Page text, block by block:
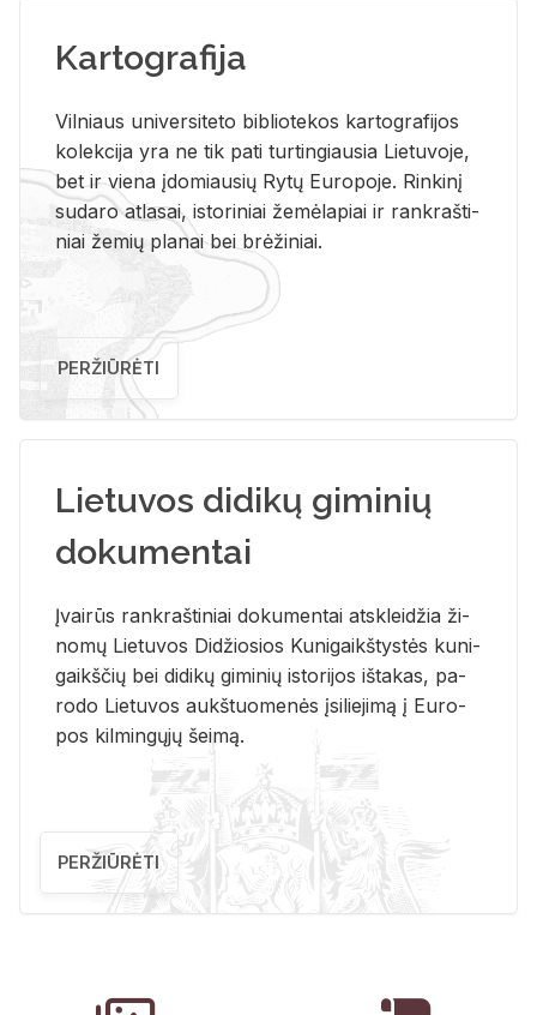
Kartografija
Vil­niaus uni­ver­si­te­to bi­b­lio­te­kos kar­to­gra­fi­jos
ko­lek­ci­ja yra ne tik pati tur­tin­giau­sia Lie­tu­vo­je,
bet ir vie­na įdo­miau­sių Rytų Eu­ro­po­je. Rin­ki­nį
su­da­ro at­la­sai, is­to­ri­niai že­mė­la­piai ir rank­raš­ti­
niai že­mių pla­nai bei brė­ži­niai.
PERŽIŪRĖTI
Lietuvos didikų giminių
dokumentai
Įvai­rūs rank­raš­ti­niai do­ku­men­tai at­sklei­džia ži­
no­mų Lie­tu­vos Di­džio­sios Ku­ni­gaikš­tys­tės ku­ni­
gaikš­čių bei di­di­kų gi­mi­nių is­to­ri­jos iš­ta­kas, pa­
ro­do Lie­tu­vos aukš­tuo­me­nės įsi­lie­ji­mą į Eu­ro­
pos kil­min­gų­jų šei­mą.
PERŽIŪRĖTI